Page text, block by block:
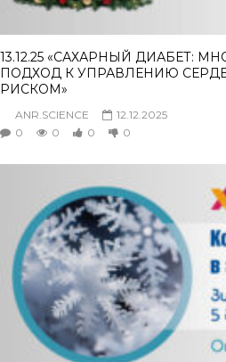
13.12.25 «САХАРНЫЙ ДИАБЕТ:
ПОДХОД К УПРАВЛЕНИЮ
РИСКОМ»
ANR.SCIENCE
12.12.2025
0
0 0 0